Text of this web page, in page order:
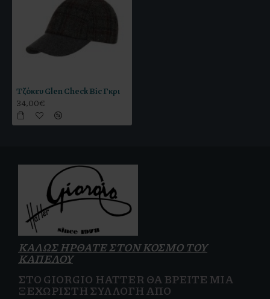
Τζόκευ Glen Check Bic Γκρι
34,00€
ΚΑΛΩΣ ΗΡΘΑΤΕ ΣΤΟΝ ΚΟΣΜΟ ΤΟΥ
ΚΑΠΕΛΟΥ
ΣΤΟ GIORGIO HATTER ΘΑ ΒΡΕΊΤΕ ΜΙΑ
ΞΕΧΩΡΙΣΤΉ ΣΥΛΛΟΓΉ ΑΠΌ